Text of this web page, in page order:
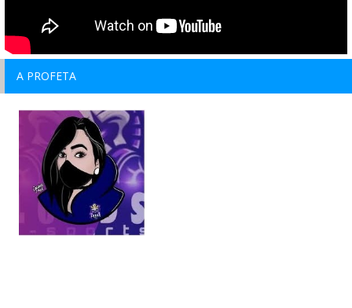
A PROFETA